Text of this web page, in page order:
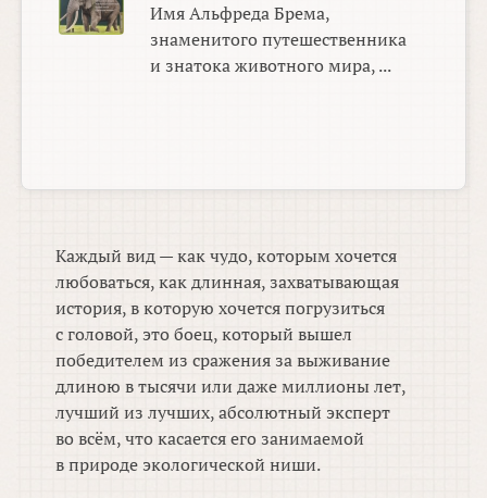
Имя Альфреда Брема,
знаменитого путешественника
и знатока животного мира, ...
Каждый вид — как чудо, которым хочется
любоваться, как длинная, захватывающая
история, в которую хочется погрузиться
с головой, это боец, который вышел
победителем из сражения за выживание
длиною в тысячи или даже миллионы лет,
лучший из лучших, абсолютный эксперт
во всём, что касается его занимаемой
в природе экологической ниши.